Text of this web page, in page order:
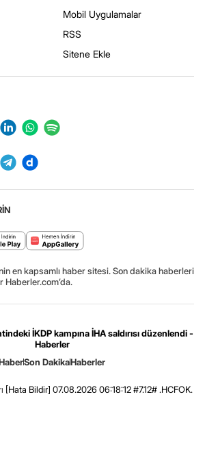
Mobil Uygulamalar
RSS
Sitene Ekle
en kapsamlı haber sitesi. Son dakika haberleri
Haberler.com’da.
İKDP kampına İHA saldırısı düzenlendi -
Haberler
Son DakikaHaberler
[Hata Bildir] 07.08.2026 06:18:12 #7.12# .HCFOK.